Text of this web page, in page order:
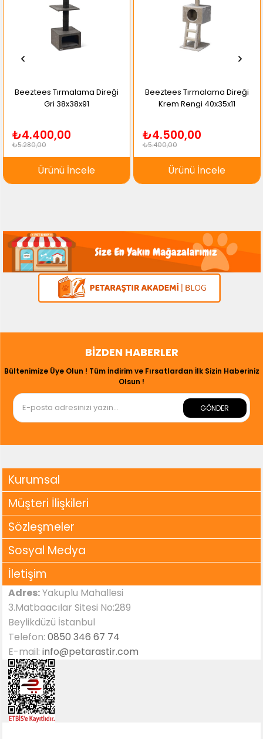
Beeztees Tırmalama Direği
Gri 38x38x91
₺4.400,00
₺5.280,00
Ürünü İncele
Beeztees Tırmalama Direği
Krem Rengi 40x35x11
₺4.500,00
₺5.400,00
Ürünü İncele
BIZDEN HABERLER
Bültenimize Üye Olun ! Tüm İndirim ve Fırsatlardan İlk Sizin Haberiniz
Olsun !
GÖNDER
Kurumsal
Müşteri İlişkileri
Sözleşmeler
Sosyal Medya
İletişim
Adres:Yakuplu Mahallesi
3.Matbaacılar Sitesi No:289
Beylikdüzü İstanbul
Telefon:0850 346 67 74
E-mail:info@petarastir.com